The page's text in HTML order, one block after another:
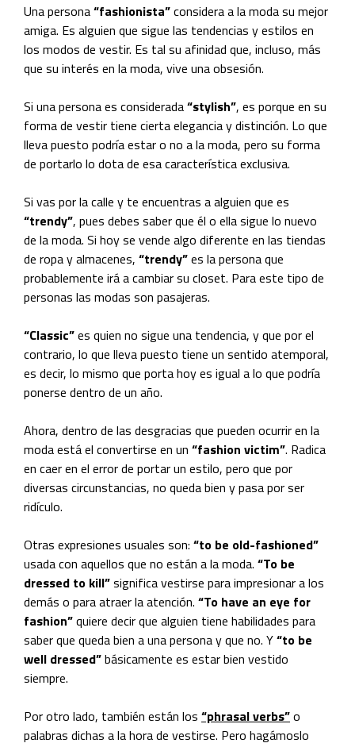
Una persona“fashionista”considera a la moda su mejor
amiga. Es alguien que sigue las tendencias y estilos en
los modos de vestir. Es tal su afinidad que, incluso, más
que su interés en la moda, vive una obsesión.
Si una persona es considerada“stylish”, es porque en su
forma de vestir tiene cierta elegancia y distinción. Lo que
lleva puesto podría estar o no a la moda, pero su forma
de portarlo lo dota de esa característica exclusiva.
Si vas por la calle y te encuentras a alguien que es
“trendy”, pues debes saber que él o ella sigue lo nuevo
de la moda. Si hoy se vende algo diferente en las tiendas
de ropa y almacenes, “trendy”es la persona que
probablemente irá a cambiar su closet. Para este tipo de
personas las modas son pasajeras.
“Classic”es quien no sigue una tendencia, y que por el
contrario, lo que lleva puesto tiene un sentido atemporal,
es decir, lo mismo que porta hoy es igual a lo que podría
ponerse dentro de un año.
Ahora, dentro de las desgracias que pueden ocurrir en la
moda está el convertirse en un “fashion victim”. Radica
en caer en el error de portar un estilo, pero que por
diversas circunstancias, no queda bien y pasa por ser
ridículo.
Otras expresiones usuales son: “to be old-fashioned”
usada con aquellos que no están a la moda. “To be
dressed to kill”significa vestirse para impresionar a los
demás o para atraer la atención. “To have an eye for
fashion”quiere decir que alguien tiene habilidades para
saber que queda bien a una persona y que no. Y“to be
well dressed”básicamente es estar bien vestido
siempre.
Por otro lado, también están los “phrasal verbs”o
palabras dichas a la hora de vestirse. Pero hagámoslo